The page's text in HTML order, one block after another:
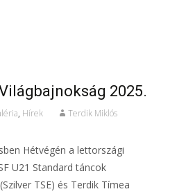
2025.
, Hírek Terdik Miklós
Hétvégén a lettországi
U21 Standard táncok
TSE) és Terdik Tímea